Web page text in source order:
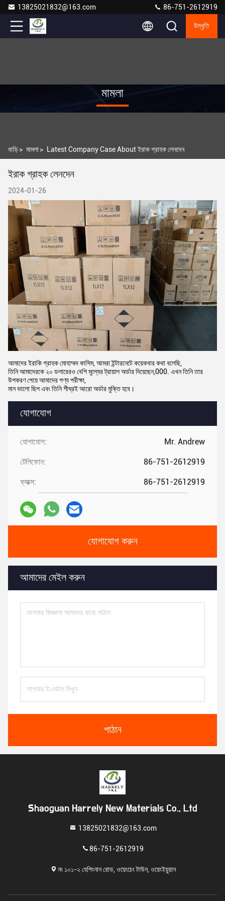
13825021832@163.com 86-751-2612919
উদ্ধৃতি
মামলা
বাড়ি> মামলা> Latest Company Case About ইরাক গ্রাহক লেনদেন
যোগাযোগ
যোগাযোগ: Mr. Andrew
টেলিফোন: 86-751-2612919
ফ্যাক্স: 86-751-2612919
যোগাযোগ করুন
আমাদের মেইল ​​করুন
পাঠান
ইরাক গ্রাহক লেনদেন
2024-01-26
আমাদের ইরাকি গ্রাহক মোহাম্মদ কাসিম, আমরা ইন্টারনেটে কয়েকবার কথা বলেছি,
তিনি আমাদেরকে ২০ ডলারেরও বেশি মূল্যের ট্রায়াল অর্ডার দিয়েছেন,000. এখন তিনি তার
উপকরণ পেয়ে আমাদের পণ্য পরীক্ষা,
মান ভালো ছিল এবং তিনি শীঘ্রই আরো অর্ডার মুক্তি হবে।
Shaoguan Harrely New Materials Co., Ltd
13825021832@163.com
86-751-2612919
নং ১০১-২ হেপিংনান রোড, ওয়েংচেং টাউন, ওয়েংইয়ুয়ান